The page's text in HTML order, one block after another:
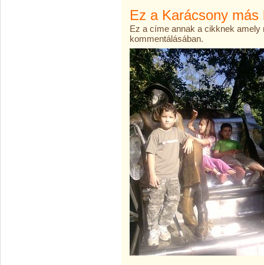
Ez a Karácsony más
Ez a címe annak a cikknek amely
kommentálásában.